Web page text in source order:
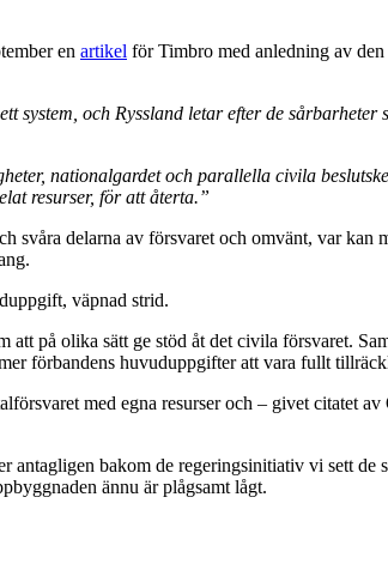
en artikel för Timbro med anledning av
system, och Ryssland letar efter de
nationalgardet och parallella civila
resurser, för att återta.”
delarna av försvaret och omvänt, var kan
väpnad strid.
på olika sätt ge stöd åt det civila försvaret.
förbandens huvuduppgifter att vara fullt
med egna resurser och – givet citatet av
bakom de regeringsinitiativ vi sett de
ännu är plågsamt lågt.